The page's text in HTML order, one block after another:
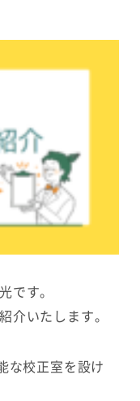
です。
介いたします。
な校正室を設け